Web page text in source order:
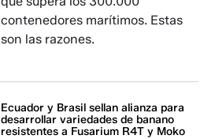
contenedores marítimos. Estas
son las razones.
Ecuador y Brasil sellan alianza para
desarrollar variedades de banano
resistentes a Fusarium R4T y Moko